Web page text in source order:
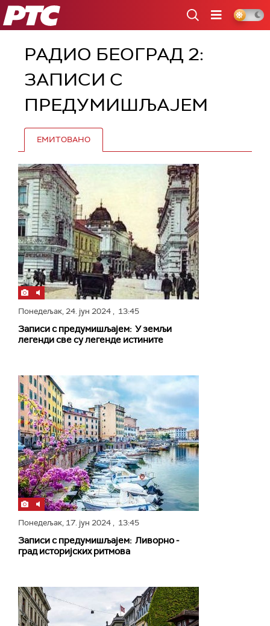
РТС
РАДИО БЕОГРАД 2:
ЗАПИСИ С
ПРЕДУМИШЉАЈЕМ
ЕМИТОВАНО
Понедељак,24. јун 2024, 13:45
Записи с предумишљајем: У земљи
легенди све су легенде истините
Понедељак, 17. јун 2024, 13:45
Записи с предумишљајем: Ливорно ‒
град историјских ритмова